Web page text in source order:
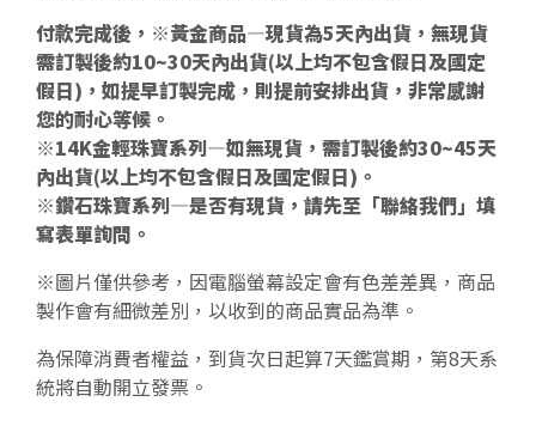
付款完成後，※黃金商品—現貨為5天內出貨，無現貨
需訂製後約10~30天內出貨(以上均不包含假日及國定
假日)，如提早訂製完成，則提前安排出貨，非常感謝
您的耐心等候。
※14K金輕珠寶系列—如無現貨，需訂製後約30~45天
內出貨(以上均不包含假日及國定假日)。
※鑽石珠寶系列—是否有現貨，請先至「聯絡我們」填
寫表單詢問。
※圖片僅供參考，因電腦螢幕設定會有色差差異，商品
製作會有細微差別，以收到的商品實品為準。
為保障消費者權益，到貨次日起算7天鑑賞期，第8天系
統將自動開立發票。